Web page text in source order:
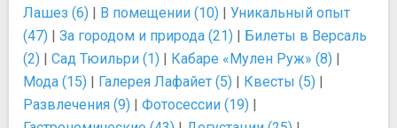
Лашез (6) | В помещении (10) | Уникальный опыт
(47) | За городом и природа (21) | Билеты в Версаль
(2) | Сад Тюильри (1) | Кабаре «Мулен Руж» (8) |
Мода (15) | Галерея Лафайет (5) | Квесты (5) |
Развлечения (9) | Фотосессии (19) |